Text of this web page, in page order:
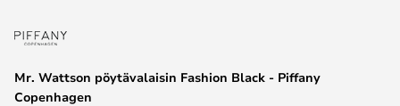
images
Mr. Wattson pöytävalaisin Fashion Black - Piffany
Copenhagen